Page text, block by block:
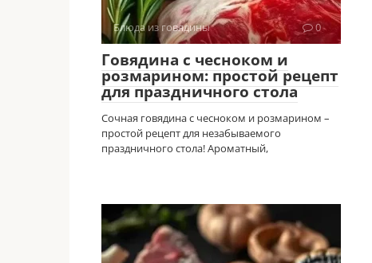
Блюда из говядины 0
Говядина с чесноком и
розмарином: простой рецепт
для праздничного стола
Сочная говядина с чесноком и розмарином –
простой рецепт для незабываемого
праздничного стола! Ароматный,